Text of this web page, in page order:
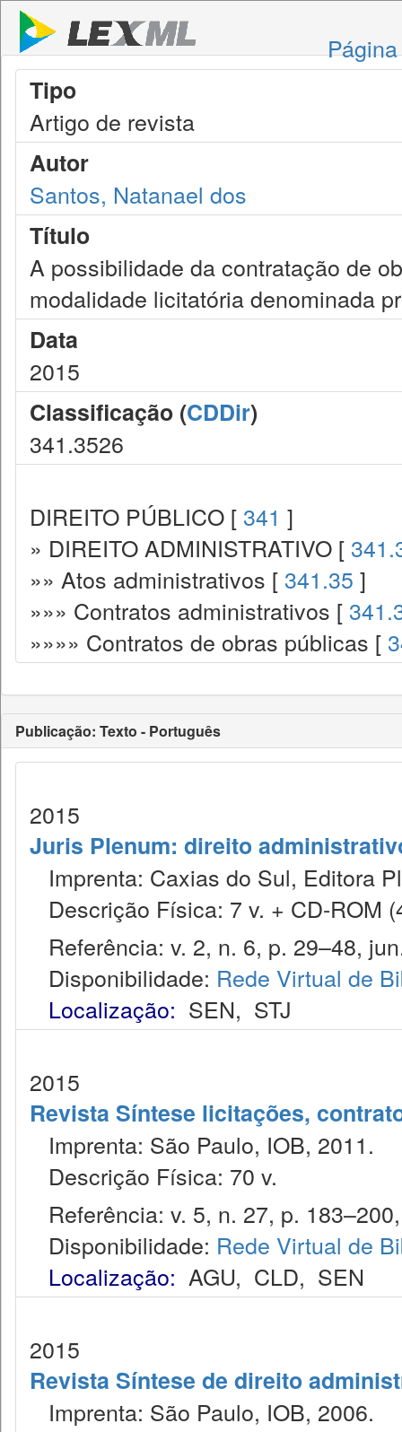
Tipo
Artigo de revista
Autor
Santos, Natanael dos
Título
A possibilidade da contratação de
modalidade licitatória denominada
Data
2015
Classificação (CDDir)
341.3526
DIREITO PÚBLICO [ 341 ]
» DIREITO ADMINISTRATIVO [
»» Atos administrativos [ 341.35 ]
»»» Contratos administrativos [
»»»» Contratos de obras públicas [
Publicação: Texto - Português
2015
Juris Plenum: direito
Imprenta: Caxias do Sul, Editora
Descrição Física: 7 v. + CD-ROM
Referência: v. 2, n. 6, p. 29–48,
Disponibilidade: Rede Virtual de
Localização: SEN, STJ
2015
Revista Síntese licitações,
Imprenta: São Paulo, IOB, 2011.
Descrição Física: 70 v.
Referência: v. 5, n. 27, p.
Disponibilidade: Rede Virtual de
Localização: AGU, CLD, SEN
2015
Revista Síntese de direito
Imprenta: São Paulo, IOB, 2006.